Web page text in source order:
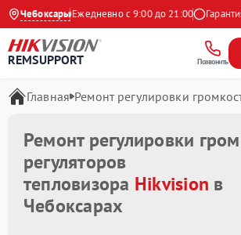
Чебоксары
на Яндекс Ежедневно с 9:00 до 21:00 Гарантия
REMSUPPORT Позвонить
Главная Ремонт регулировки
Ремонт регулировки
регуляторов
тепловизора Hikvision в
Чебоксарах